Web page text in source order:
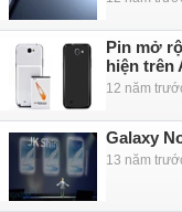
Pin mở
hiện trên
12 năm
Galaxy
13 năm